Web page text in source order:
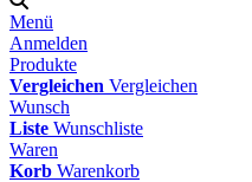
Menü
Anmelden
Produkte
Vergleichen Vergleichen
Wunsch
Liste Wunschliste
Waren
Korb Warenkorb